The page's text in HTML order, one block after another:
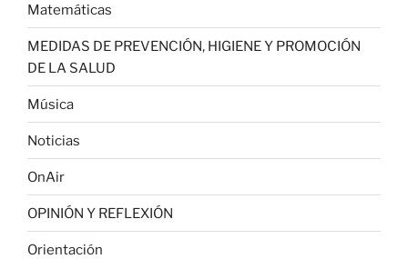
Matemáticas
MEDIDAS DE PREVENCIÓN, HIGIENE Y PROMOCIÓN
DE LA SALUD
Música
Noticias
OnAir
OPINIÓN Y REFLEXIÓN
Orientación